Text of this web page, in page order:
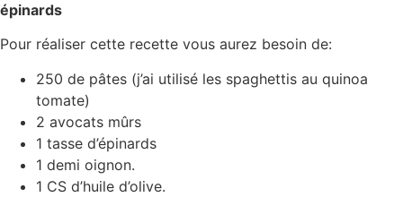
épinards
Pour réaliser cette recette vous aurez besoin de:
250 de pâtes (j’ai utilisé les spaghettis au quinoa
tomate)
2 avocats mûrs
1 tasse d’épinards
1 demi oignon.
1 CS d’huile d’olive.